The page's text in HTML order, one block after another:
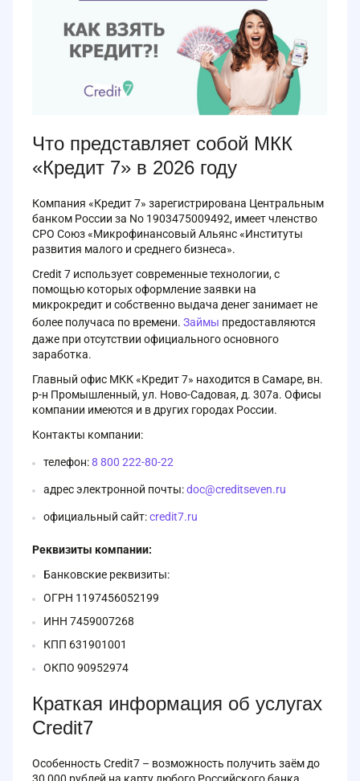
Что представляет собой МКК
«Кредит 7» в 2026 году
Компания «Кредит 7» зарегистрирована Центральным
банком России за No 1903475009492, имеет членство
СРО Союз «Микрофинансовый Альянс «Институты
развития малого и среднего бизнеса».
Credit 7 использует современные технологии, с
помощью которых оформление заявки на
микрокредит и собственно выдача денег занимает не
более получаса по времени. Займы предоставляются
даже при отсутствии официального основного
заработка.
Главный офис МКК «Кредит 7» находится в Самаре, вн.
р-н Промышленный, ул. Ново-Садовая, д. 307а. Офисы
компании имеются и в других городах России.
Контакты компании:
телефон:8 800 222-80-22
адрес электронной почты:doc@creditseven.ru
официальный сайт:credit7.ru
Реквизиты компании:
Банковские реквизиты:
ОГРН 1197456052199
ИНН 7459007268
КПП 631901001
ОКПО 90952974
Краткая информация об услугах
Credit7
Особенность Credit7 – возможность получить заём до